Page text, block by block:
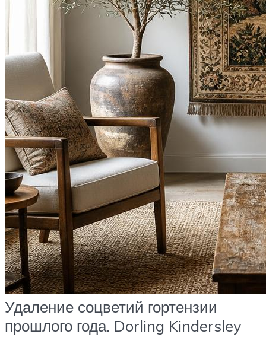
Удаление соцветий гортензии
прошлого года. Dorling Kindersley